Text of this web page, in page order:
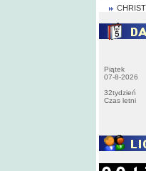
Piątek
07-8-2026
32tydzień
Czas letni